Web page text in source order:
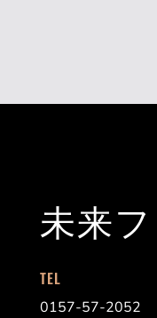
未来
TEL
0157-57-2052